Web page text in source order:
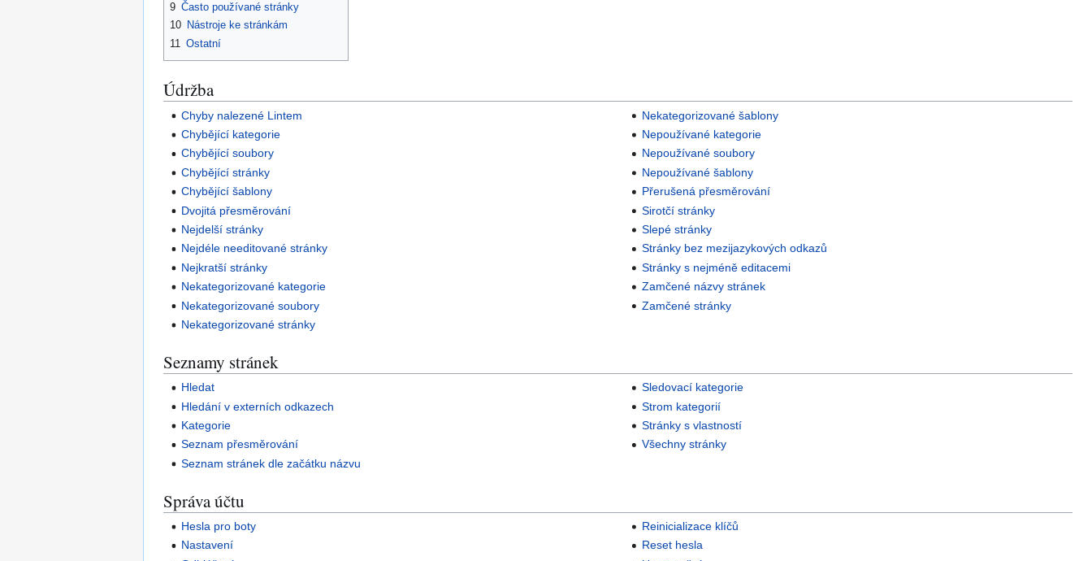
9 Často používané stránky
10 Nástroje ke stránkám
11 Ostatní
Údržba
Chyby nalezené Lintem
Chybějící kategorie
Chybějící soubory
Chybějící stránky
Chybějící šablony
Dvojitá přesměrování
Nejdelší stránky
Nejdéle needitované stránky
Nejkratší stránky
Nekategorizované kategorie
Nekategorizované soubory
Nekategorizované stránky
Nekategorizované šablony
Nepoužívané kategorie
Nepoužívané soubory
Nepoužívané šablony
Přerušená přesměrování
Sirotčí stránky
Slepé stránky
Stránky bez mezijazykových odkazů
Stránky s nejméně editacemi
Zamčené názvy stránek
Zamčené stránky
Seznamy stránek
Hledat
Hledání v externích odkazech
Kategorie
Seznam přesměrování
Seznam stránek dle začátku názvu
Sledovací kategorie
Strom kategorií
Stránky s vlastností
Všechny stránky
Správa účtu
Hesla pro boty
Nastavení
Reinicializace klíčů
Reset hesla